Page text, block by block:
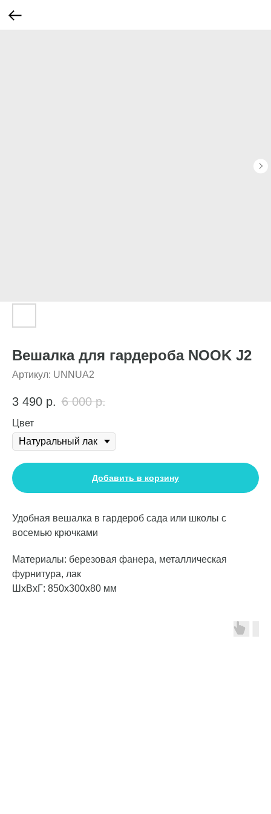
Вешалка для гардероба NOOK J2
Артикул: UNNUA2
3 490 р. 6 000 р.
Цвет
Добавить в корзину
Удобная вешалка в гардероб сада или школы с
восемью крючками
Материалы: березовая фанера, металлическая
фурнитура, лак
ШxВxГ: 850x300x80 мм